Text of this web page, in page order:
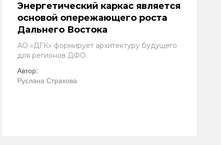
Энергетический каркас является
основой опережающего роста
Дальнего Востока
АО «ДГК» формирует архитектуру будущего
для регионов ДФО
Автор:
Руслана Страхова